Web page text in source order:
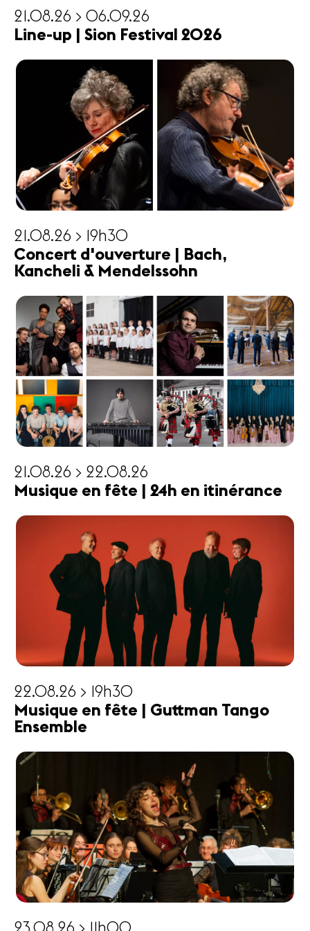
21.08.26 > 06.09.26
Line-up | Sion Festival 2026
21.08.26 > 19h30
Concert d'ouverture | Bach,
Kancheli & Mendelssohn
21.08.26 > 22.08.26
Musique en fête | 24h en itinérance
22.08.26 > 19h30
Musique en fête | Guttman Tango
Ensemble